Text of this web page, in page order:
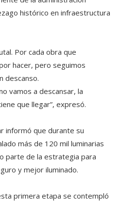
histórico en infraestructura
Por cada obra que
hacer, pero seguimos
descanso.
vamos a descansar, la
que llegar”, expresó.
informó que durante su
más de 120 mil luminarias
parte de la estrategia para
y mejor iluminado.
primera etapa se contempló